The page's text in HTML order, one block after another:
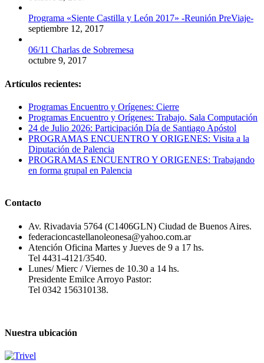
Programa «Siente Castilla y León 2017» -Reunión PreViaje-
septiembre 12, 2017
06/11 Charlas de Sobremesa
octubre 9, 2017
Artículos recientes:
Programas Encuentro y Orígenes: Cierre
Programas Encuentro y Orígenes: Trabajo. Sala Computación
24 de Julio 2026: Participación Día de Santiago Apóstol
PROGRAMAS ENCUENTRO Y ORIGENES: Visita a la
Diputación de Palencia
PROGRAMAS ENCUENTRO Y ORIGENES: Trabajando
en forma grupal en Palencia
Contacto
Av. Rivadavia 5764 (C1406GLN) Ciudad de Buenos Aires.
federacioncastellanoleonesa@yahoo.com.ar
Atención Oficina Martes y Jueves de 9 a 17 hs.
Tel 4431-4121/3540.
Lunes/ Mierc / Viernes de 10.30 a 14 hs.
Presidente Emilce Arroyo Pastor:
Tel 0342 156310138.
Nuestra ubicación